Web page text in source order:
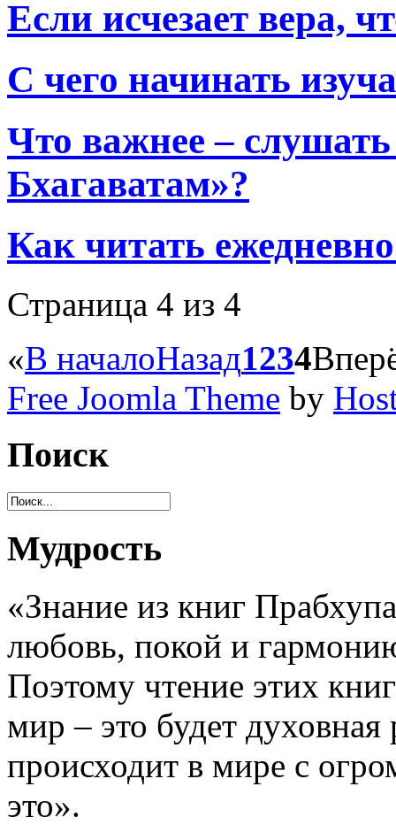
Если исчезает вера,
С чего начинать
Что важнее –
Бхагаватам»?
Как читать
Страница 4 из 4
«В началоНазад1234
Free Joomla Theme by
Поиск
Мудрость
«Знание из книг
любовь, покой и
Поэтому чтение этих
мир – это будет
происходит в мире с
это».